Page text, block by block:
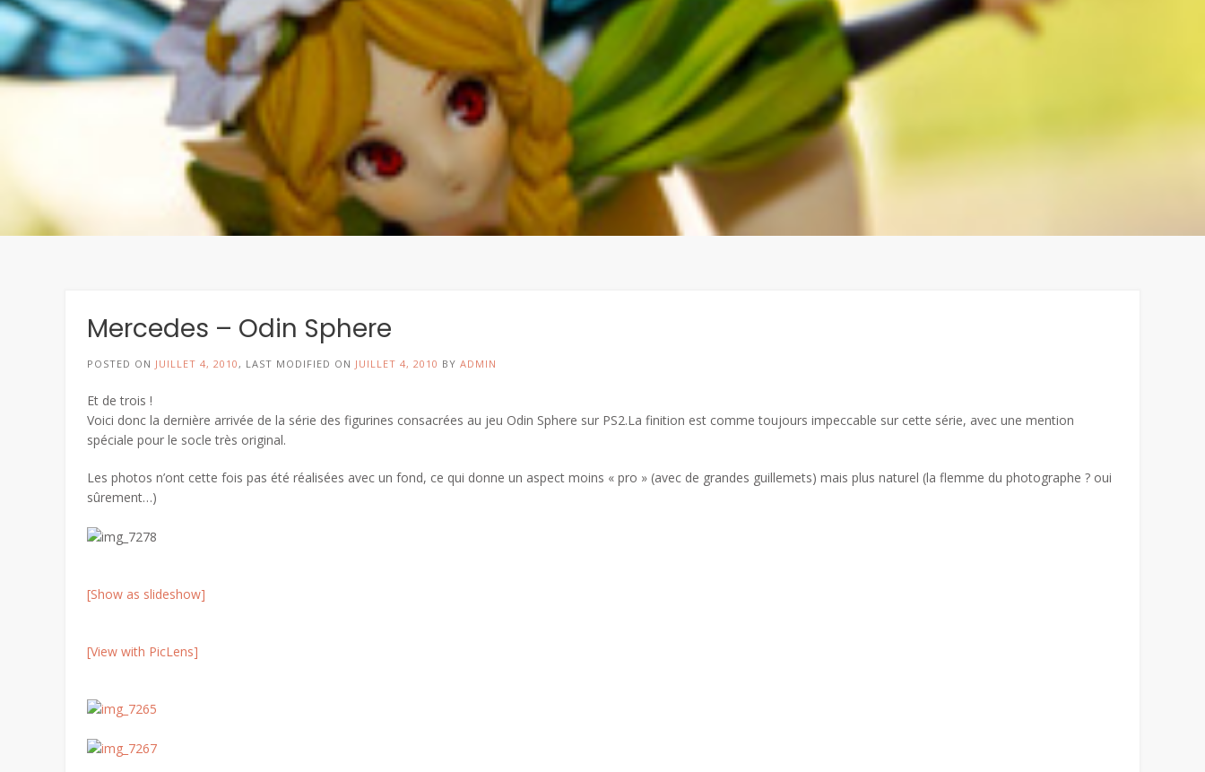
Mercedes – Odin Sphere
POSTED ON JUILLET 4, 2010 , LAST MODIFIED ON JUILLET 4, 2010 BY ADMIN
Et de trois !
Voici donc la dernière arrivée de la série des figurines consacrées au jeu Odin Sphere sur PS2.La finition est comme toujours impeccable sur cette série, avec une mention
spéciale pour le socle très original.
Les photos n’ont cette fois pas été réalisées avec un fond, ce qui donne un aspect moins « pro » (avec de grandes guillemets) mais plus naturel (la flemme du photographe ? oui
sûrement…)
[Show as slideshow]
[View with PicLens]